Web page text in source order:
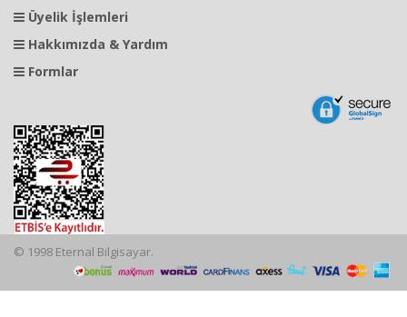
Üyelik İşlemleri
Hakkımızda & Yardım
Formlar
© 1998 Eternal Bilgisayar.